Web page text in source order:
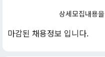
상세모집내용을
마감된 채용정보 입니다.